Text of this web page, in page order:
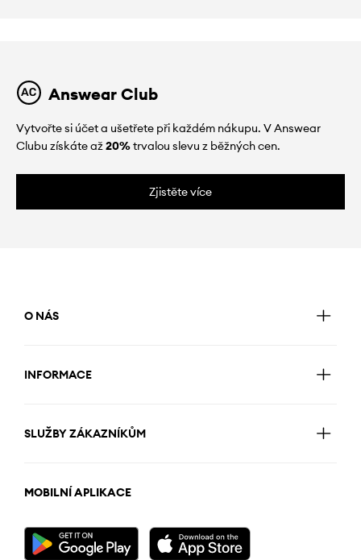
Answear Club
Vytvořte si účet a ušetřete při každém nákupu. V Answear
Clubu získáte až20%trvalou slevu z běžných cen.
Zjistěte více
O NÁS
INFORMACE
SLUŽBY ZÁKAZNÍKŮM
MOBILNÍ APLIKACE